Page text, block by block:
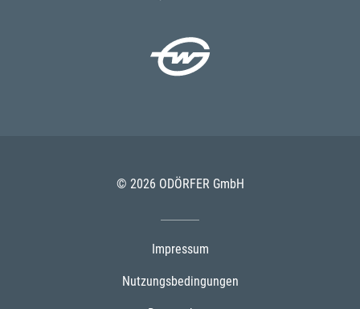
© 2026 ODÖRFER GmbH
Impressum
Nutzungsbedingungen